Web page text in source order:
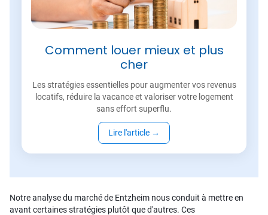
Comment louer mieux et plus
cher
Les stratégies essentielles pour augmenter vos revenus
locatifs, réduire la vacance et valoriser votre logement
sans effort superflu.
Lire l'article →
Notre analyse du marché de Entzheim nous conduit à mettre en
avant certaines stratégies plutôt que d'autres. Ces